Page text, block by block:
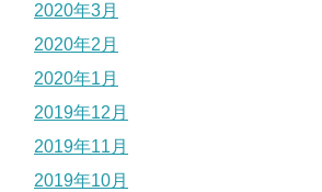
2020年3月
2020年2月
2020年1月
2019年12月
2019年11月
2019年10月